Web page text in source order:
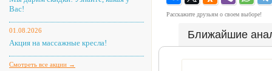
Вас!
01.08.2026
Акция на массажные кресла!
Смотреть все акции →
Расскажите друзьям о своем выборе!
Ближайшие